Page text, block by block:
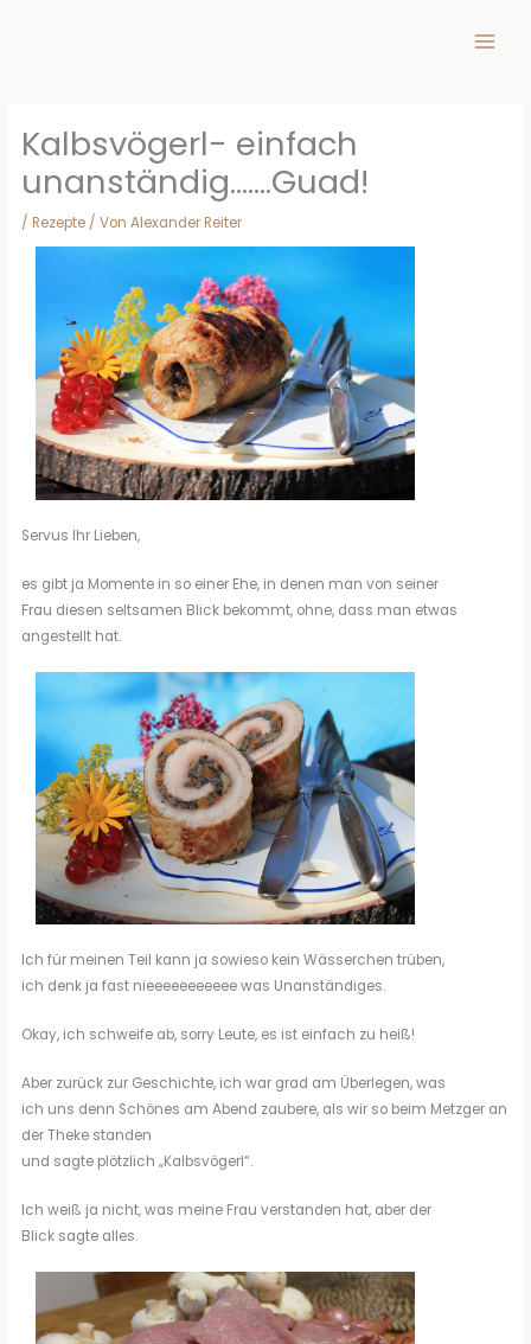
Kalbsvögerl- einfach
unanständig…….Guad!
/ Rezepte / VonAlexander Reiter
Servus Ihr Lieben,
es gibt ja Momente in so einer Ehe, in denen man von seiner
Frau diesen seltsamen Blick bekommt, ohne, dass man etwas
angestellt hat.
Ich für meinen Teil kann ja sowieso kein Wässerchen trüben,
ich denk ja fast nieeeeeeeeeee was Unanständiges.
Okay, ich schweife ab, sorry Leute, es ist einfach zu heiß!
Aber zurück zur Geschichte, ich war grad am Überlegen, was
ich uns denn Schönes am Abend zaubere, als wir so beim Metzger an
der Theke standen
und sagte plötzlich „Kalbsvögerl“.
Ich weiß ja nicht, was meine Frau verstanden hat, aber der
Blick sagte alles.